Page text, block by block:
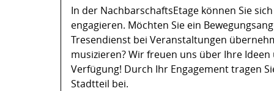
In der NachbarschaftsEtage können Sie
engagieren. Möchten Sie ein
Tresendienst bei Veranstaltungen
musizieren? Wir freuen uns über Ihre
Verfügung! Durch Ihr Engagement tragen
Stadtteil bei.